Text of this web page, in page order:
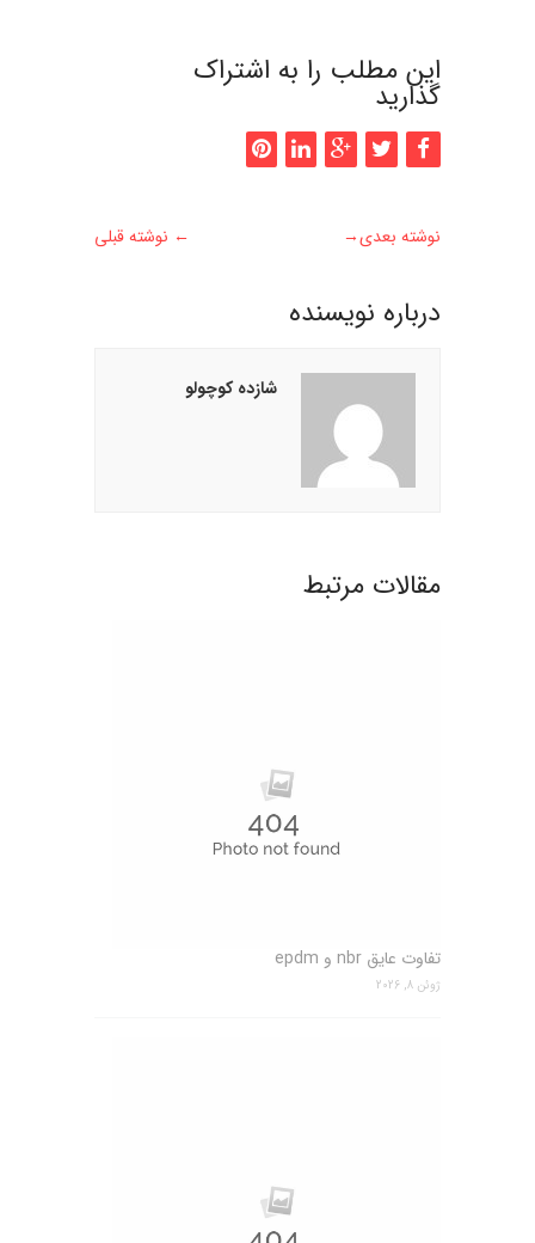
این مطلب را به اشتراک
گذارید
← نوشته قبلی نوشته بعدی→
درباره نويسنده
شازده کوچولو
مقالات مرتبط
تفاوت عایق nbr و epdm
ژوئن 8, 2026